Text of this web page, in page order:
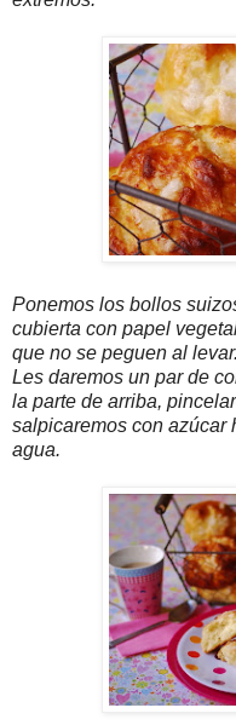
Ponemos los bollos
cubierta con papel
que no se peguen al levar.
Les daremos un par de
la parte de arriba,
salpicaremos con azúcar
agua.